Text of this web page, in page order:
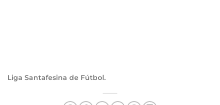
Liga Santafesina de Fútbol.